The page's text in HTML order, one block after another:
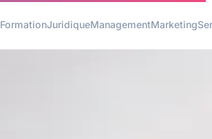
FormationJuridiqueManagementMarketing